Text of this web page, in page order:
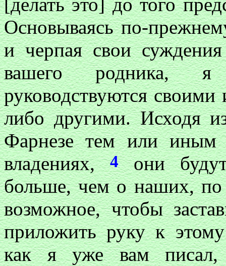
Основываясь по-
и черпая свои
вашего родника, я
руководствуются
либо другими. Исходя
Фарнезе тем или иным
владениях,4они
больше, чем о наших, по
возможное, чтобы
приложить руку к этому
как я уже вам писал,